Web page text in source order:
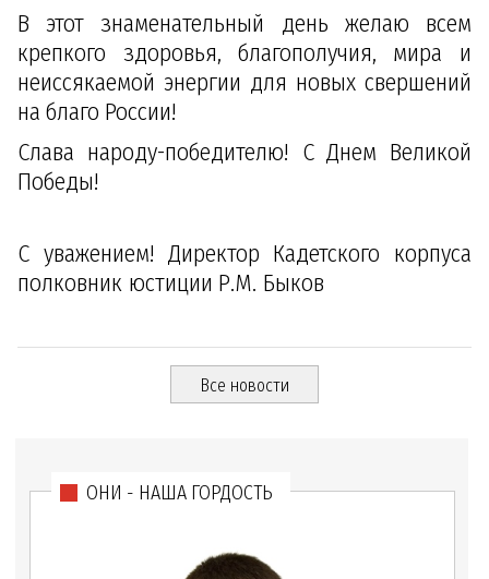
В этот знаменательный день желаю всем
крепкого здоровья, благополучия, мира и
неиссякаемой энергии для новых свершений
на благо России!
Слава народу-победителю! С Днем Великой
Победы!
С уважением! Директор Кадетского корпуса
полковник юстиции Р.М. Быков
Все новости
ОНИ - НАША ГОРДОСТЬ